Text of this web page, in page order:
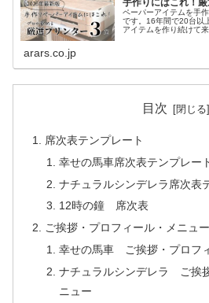
手作りにはこれ！厳
ペーパーアイテムを手
です。16年間で20台以
アイテムを作り続けて
arars.co.jp
目次
席次表テンプレート
幸せの馬車席次表テンプレー
ナチュラルシンデレラ席次表
12時の鐘 席次表
ご挨拶・プロフィール・メニュ
幸せの馬車 ご挨拶・プロフ
ナチュラルシンデレラ ご挨
ニュー